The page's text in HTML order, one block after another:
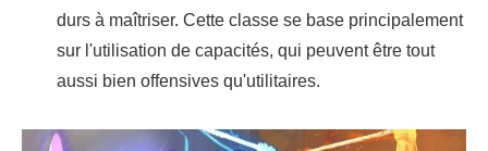
durs à maîtriser. Cette classe se base principalement
sur l'utilisation de capacités, qui peuvent être tout
aussi bien offensives qu'utilitaires.